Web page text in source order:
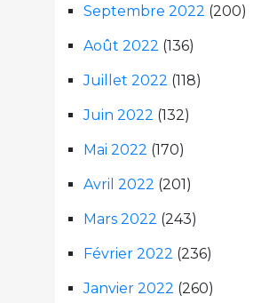
Septembre 2022 (200)
Août 2022 (136)
Juillet 2022 (118)
Juin 2022 (132)
Mai 2022 (170)
Avril 2022 (201)
Mars 2022 (243)
Février 2022 (236)
Janvier 2022 (260)